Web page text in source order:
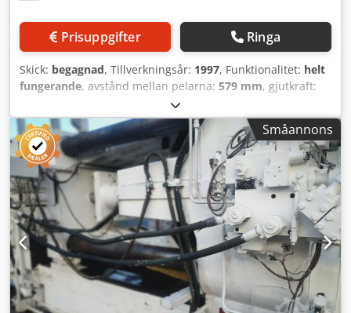
Prisuppgifter Ringa
Skick: begagnad, Tillverkningsår: 1997, Funktionalitet: helt
fungerande, avstånd mellan pelarna: 579 mm, gjutkraft:
, pelardiameter:
totalvikt:12 000 kg, effekt:22 kW (29,91 hk), Låskraft: 350
metriska ton Dragstångsdiameter: 125 mm Fri passage
mellan dragstänger: 579 x 579 mm Dsdpev D Dwpefx
Aansck Formtjocklek (min - max): 300 - 700 mm Formslag:
420 mm Rörlig plattstorlek: 940 x 940 mm
Injektionsposition: -125 mm Effektbehov: 22 kW Maskinvikt:
11 974 kg (26 400 lbs) Levereras med avgradningspress och
manipulator.
Småannons